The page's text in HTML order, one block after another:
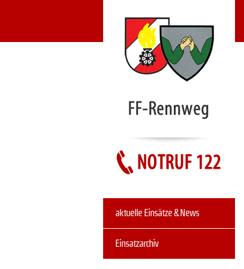
NAVIGATION
ÜBERSPRINGEN
Navigation
überspringen
aktuelle Einsätze & News
Einsatzarchiv